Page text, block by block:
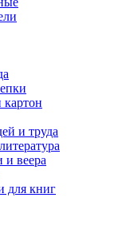
картон
и труда
и веера
для книг